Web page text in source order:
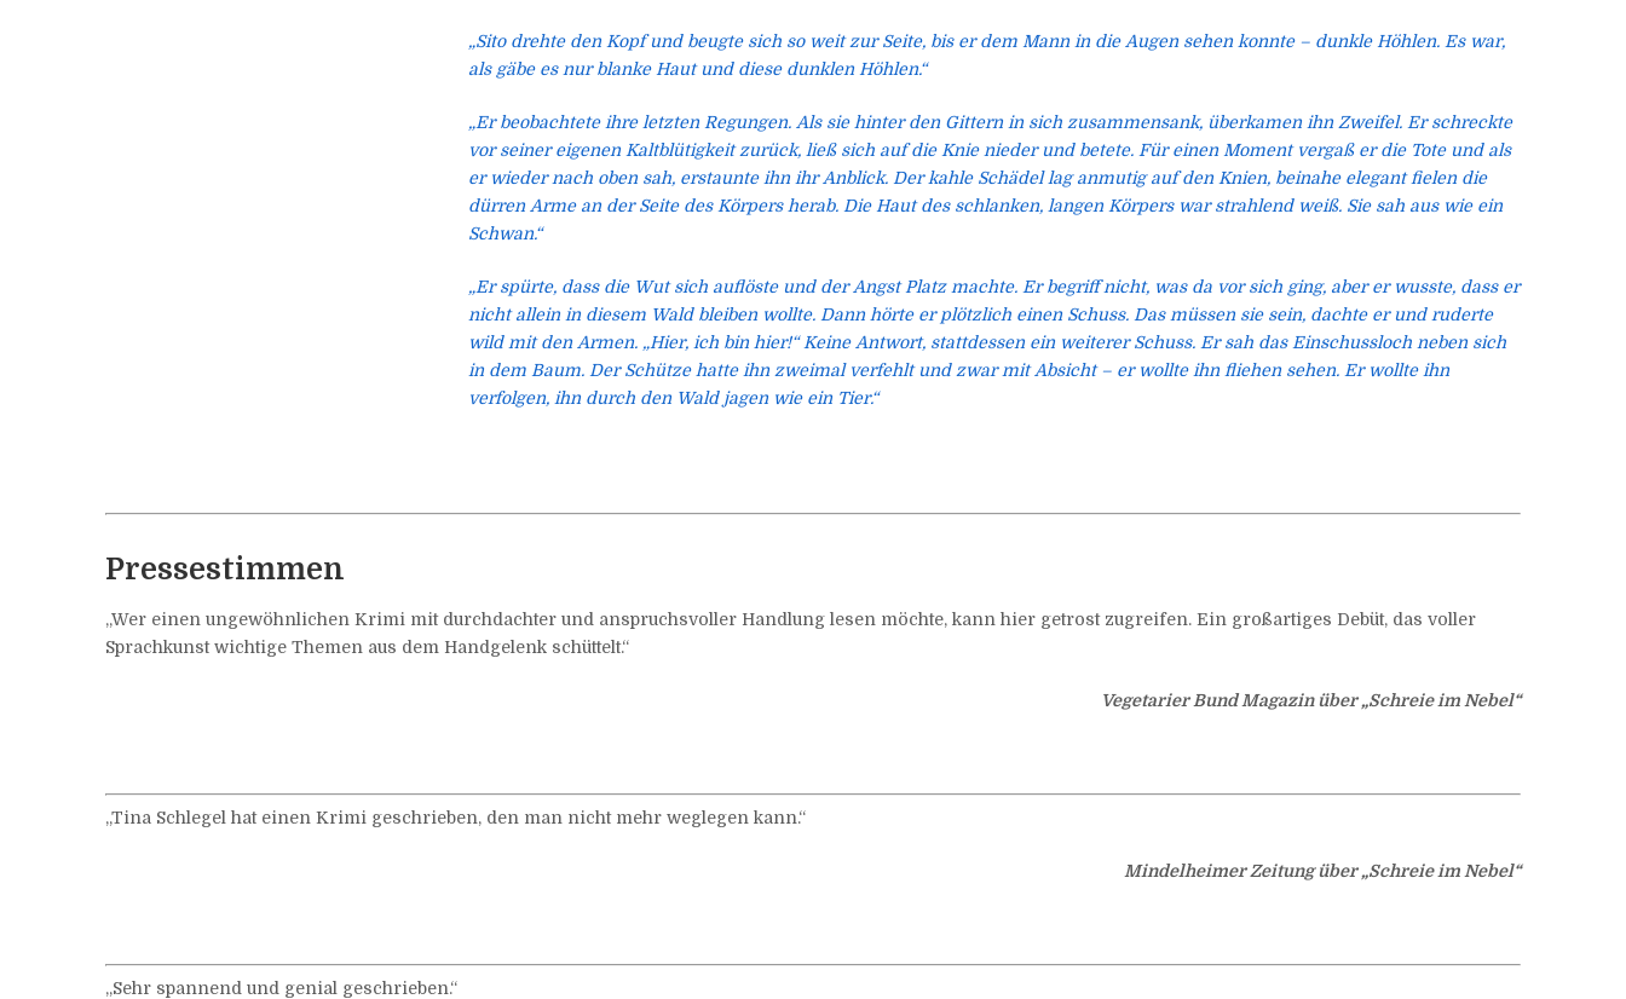
„Sito drehte den Kopf und beugte sich so weit zur Seite, bis er dem Mann in die Augen sehen konnte – dunkle Höhlen. Es war,
als gäbe es nur blanke Haut und diese dunklen Höhlen.“
„Er beobachtete ihre letzten Regungen. Als sie hinter den Gittern in sich zusammensank, überkamen ihn Zweifel. Er schreckte
vor seiner eigenen Kaltblütigkeit zurück, ließ sich auf die Knie nieder und betete. Für einen Moment vergaß er die Tote und als
er wieder nach oben sah, erstaunte ihn ihr Anblick. Der kahle Schädel lag anmutig auf den Knien, beinahe elegant fielen die
dürren Arme an der Seite des Körpers herab. Die Haut des schlanken, langen Körpers war strahlend weiß. Sie sah aus wie ein
Schwan.“
„Er spürte, dass die Wut sich auflöste und der Angst Platz machte. Er begriff nicht, was da vor sich ging, aber er wusste, dass er
nicht allein in diesem Wald bleiben wollte. Dann hörte er plötzlich einen Schuss. Das müssen sie sein, dachte er und ruderte
wild mit den Armen. „Hier, ich bin hier!“ Keine Antwort, stattdessen ein weiterer Schuss. Er sah das Einschussloch neben sich
in dem Baum. Der Schütze hatte ihn zweimal verfehlt und zwar mit Absicht – er wollte ihn fliehen sehen. Er wollte ihn
verfolgen, ihn durch den Wald jagen wie ein Tier.“
Pressestimmen
„Wer einen ungewöhnlichen Krimi mit durchdachter und anspruchsvoller Handlung lesen möchte, kann hier getrost zugreifen. Ein großartiges Debüt, das voller
Sprachkunst wichtige Themen aus dem Handgelenk schüttelt.“
Vegetarier Bund Magazin über „Schreie im Nebel“
„Tina Schlegel hat einen Krimi geschrieben, den man nicht mehr weglegen kann.“
Mindelheimer Zeitung über „Schreie im Nebel“
„Sehr spannend und genial geschrieben.“